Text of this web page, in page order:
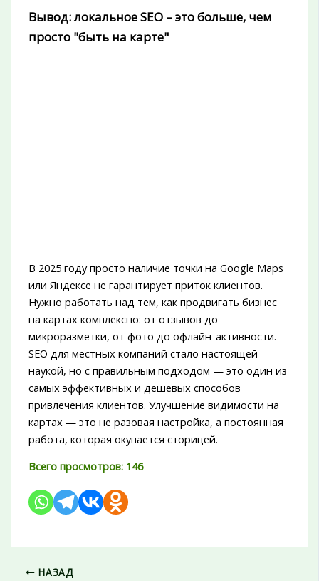
Вывод: локальное SEO – это больше, чем
просто "быть на карте"
В 2025 году просто наличие точки на Google Maps
или Яндексе не гарантирует приток клиентов.
Нужно работать над тем, как продвигать бизнес
на картах комплексно: от отзывов до
микроразметки, от фото до офлайн-активности.
SEO для местных компаний стало настоящей
наукой, но с правильным подходом — это один из
самых эффективных и дешевых способов
привлечения клиентов. Улучшение видимости на
картах — это не разовая настройка, а постоянная
работа, которая окупается сторицей.
Всего просмотров: 146
НАЗАД